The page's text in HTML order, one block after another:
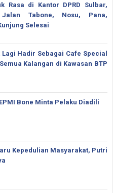
Rasa di Kantor DPRD Sulbar,
Tabone, Nosu, Pana,
Selesai
Lagi Hadir Sebagai Cafe Special
Kalangan di Kawasan BTP
Bone Minta Pelaku Diadili
Kepedulian Masyarakat, Putri